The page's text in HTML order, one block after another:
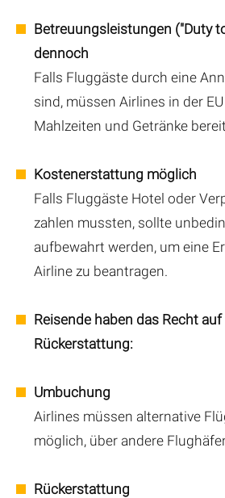
Betreuungsleistungen ("Duty
dennoch
Falls Fluggäste durch eine
sind, müssen Airlines in der
Mahlzeiten und Getränke
Kostenerstattung möglich
Falls Fluggäste Hotel oder
zahlen mussten, sollte
aufbewahrt werden, um eine
Airline zu beantragen.
Reisende haben das Recht
Rückerstattung:
Umbuchung
Airlines müssen alternative
möglich, über andere
Rückerstattung